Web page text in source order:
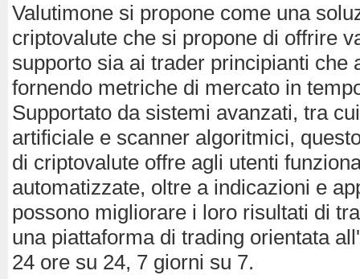
Valutimone si propone come una
criptovalute che si propone di offrire
supporto sia ai trader principianti che
fornendo metriche di mercato in
Supportato da sistemi avanzati, tra
artificiale e scanner algoritmici,
di criptovalute offre agli utenti
automatizzate, oltre a indicazioni e
possono migliorare i loro risultati di
una piattaforma di trading orientata
24 ore su 24, 7 giorni su 7.